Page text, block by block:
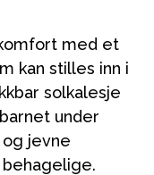
med et
kan stilles inn i
solkalesje
under
jevne